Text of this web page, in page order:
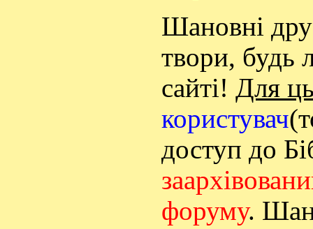
Шановні
твори, будь
сайті! Для
користувач
доступ до
форуму.